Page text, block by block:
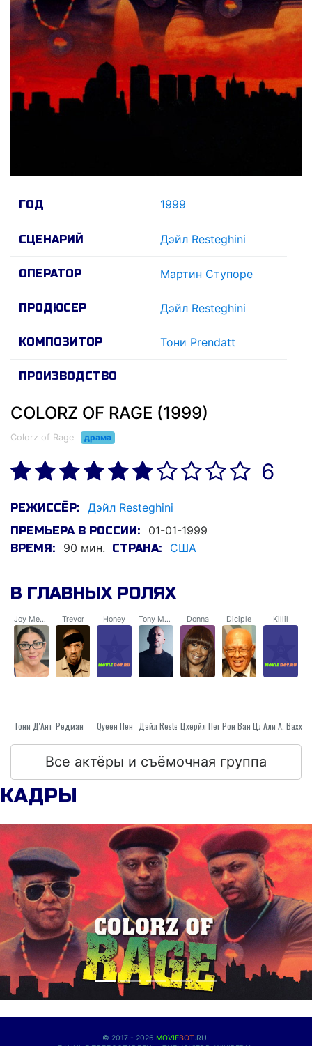
ГОД 1999
СЦЕНАРИЙ Дэйл Resteghini
ОПЕРАТОР Мартин Ступоре
ПРОДЮСЕР Дэйл Resteghini
КОМПОЗИТОР Тони Prendatt
ПРОИЗВОДСТВО
COLORZ OF RAGE (1999)
Colorz of Rage драма
6
РЕЖИССЁР: Дэйл Resteghini
ПРЕМЬЕРА В РОССИИ: 01-01-1999
ВРЕМЯ: 90 мин. СТРАНА: США
В ГЛАВНЫХ РОЛЯХ
Joy Mespeli
Тони Д'Антонио
Trevor
Редман
Honey
Qуеен Пен
Tony Mespelli
Дэйл Resteghini
Donna
Цхерйл Пепсии Рилей
Diciple
Рон Ван Цлиеф
Killil
Али А. Ваххаб
Все актёры и съёмочная группа
КАДРЫ
© 2017 - 2026 MOVIEBOT.RU